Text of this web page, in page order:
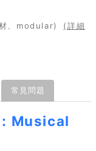
、modular)
(詳細
常見問題
Musical